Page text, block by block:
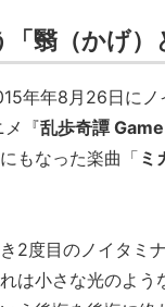
「翳（かげ）
年年8月26日にノ
メ『乱歩奇譚
もなった楽曲「 ミ
き2度目のノイタミ
は小さな光のよう